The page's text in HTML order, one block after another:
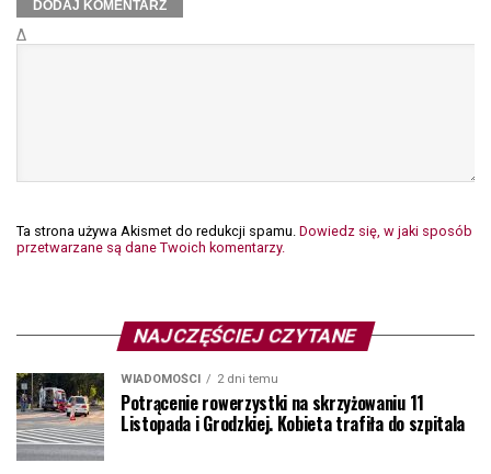
Δ
Ta strona używa Akismet do redukcji spamu. Dowiedz się, w jaki sposób
przetwarzane są dane Twoich komentarzy.
NAJCZĘŚCIEJ CZYTANE
WIADOMOŚCI 2 dni temu
Potrącenie rowerzystki na skrzyżowaniu 11
Listopada i Grodzkiej. Kobieta trafiła do szpitala